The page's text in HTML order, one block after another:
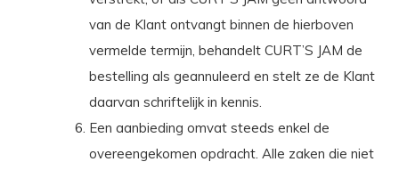
van de Klant ontvangt binnen de hierboven
vermelde termijn, behandelt CURT’S JAM de
bestelling als geannuleerd en stelt ze de Klant
daarvan schriftelijk in kennis.
Een aanbieding omvat steeds enkel de
overeengekomen opdracht. Alle zaken die niet